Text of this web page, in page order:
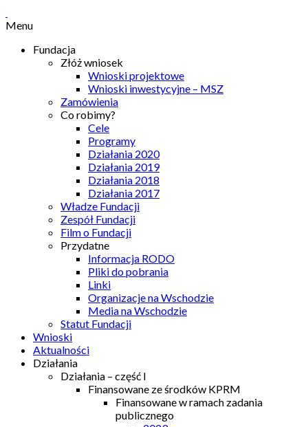
Menu
Fundacja
Złóż wniosek
Wnioski projektowe
Wnioski inwestycyjne – MSZ
Zamówienia
Co robimy?
Cele
Programy
Działania 2020
Działania 2019
Działania 2018
Działania 2017
Władze Fundacji
Zespół Fundacji
Film o Fundacji
Przydatne
Informacja RODO
Pliki do pobrania
Linki
Organizacje na Wschodzie
Media na Wschodzie
Statut Fundacji
Wnioski
Aktualności
Działania
Działania – część I
Finansowane ze środków KPRM
Finansowane w ramach zadania
publicznego